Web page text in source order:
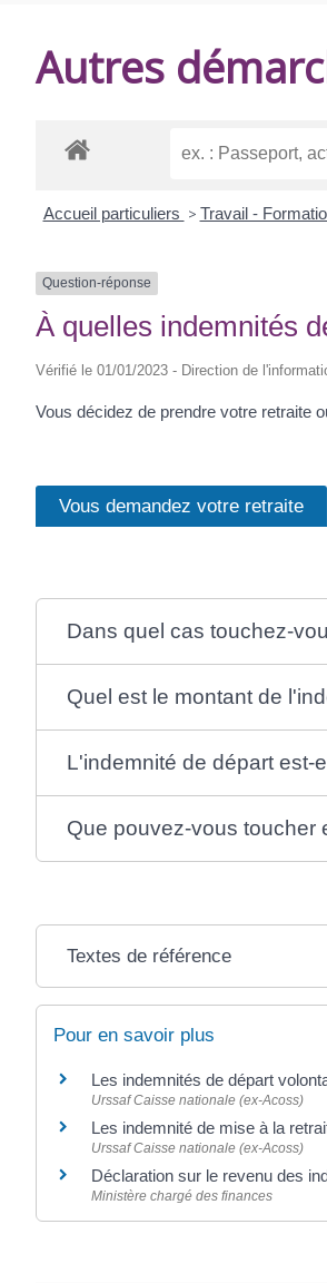
Autres
Accueil particuliers > Travail -
Question-réponse
À quelles indemnités
Vérifié le 01/01/2023 - Direction de
Vous décidez de prendre votre retraite
Vous demandez votre retraite
Dans quel cas touchez-
Quel est le montant de
L'indemnité de départ est-
Que pouvez-vous toucher
Textes de référence
Pour en savoir plus
Les indemnités de départ
Urssaf Caisse nationale (ex-Acoss)
Les indemnité de mise à la
Urssaf Caisse nationale (ex-Acoss)
Déclaration sur le revenu des
Ministère chargé des finances